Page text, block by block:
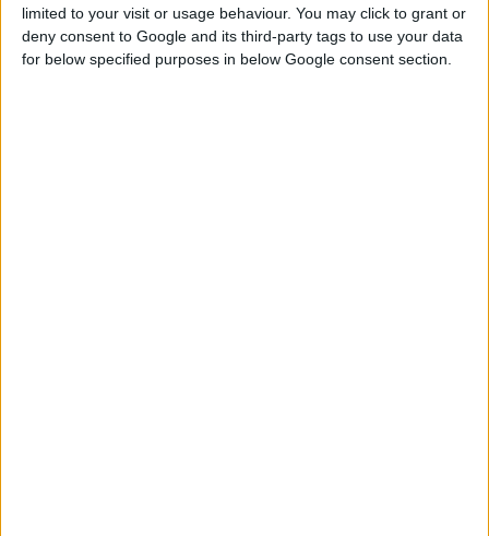
limited to your visit or usage behaviour. You may click to grant or
deny consent to Google and its third-party tags to use your data
for below specified purposes in below Google consent section.